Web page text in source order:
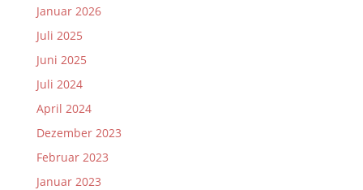
Januar 2026
Juli 2025
Juni 2025
Juli 2024
April 2024
Dezember 2023
Februar 2023
Januar 2023